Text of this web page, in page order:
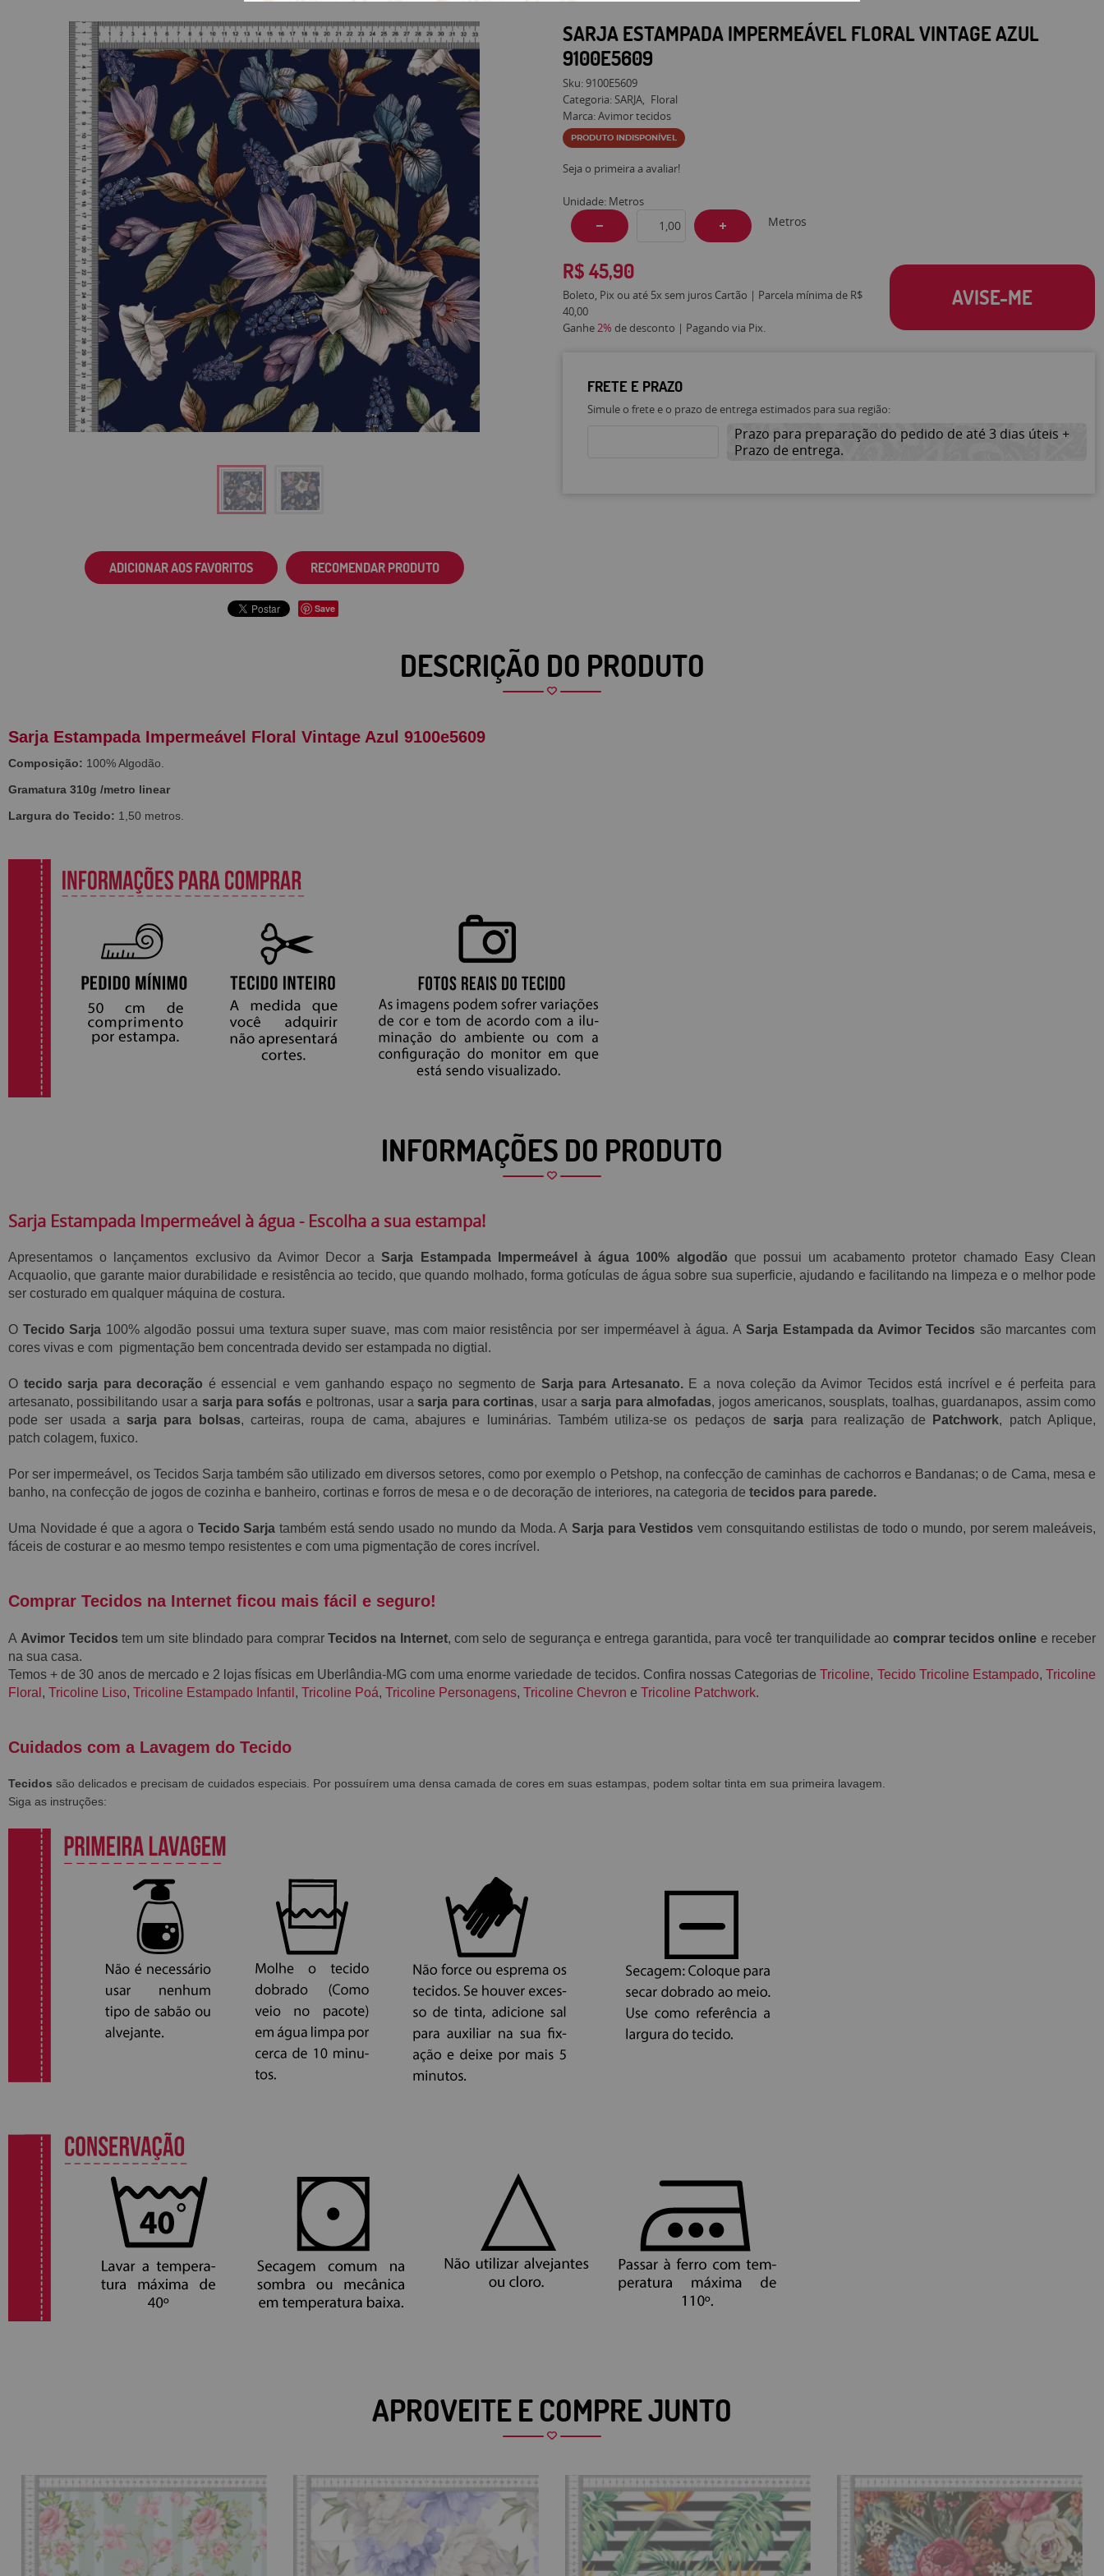
ADICIONAR AOS FAVORITOS RECOMENDAR PRODUTO
Save
SARJA ESTAMPADA IMPERMEÁVEL FLORAL VINTAGE AZUL
9100E5609
Sku:9100E5609
Categoria: SARJA
Floral
Marca:Avimor tecidos
PRODUTO INDISPONÍVEL
Seja o primeira a avaliar!
Unidade: Metros
Metros
R$ 45,90
Boleto, Pix ou até 5x sem juros Cartão | Parcela mínima de R$
40,00
Ganhe2% de desconto | Pagando via Pix.
AVISE-ME
FRETE E PRAZO
Simule o frete e o prazo de entrega estimados para sua região:
Prazo para preparação do pedido de até 3 dias úteis +
Prazo de entrega.
DESCRIÇÃO DO PRODUTO
Sarja Estampada Impermeável Floral Vintage Azul 9100e5609
Composição: 100% Algodão.
Gramatura 310g /metro linear
Largura do Tecido: 1,50 metros.
INFORMAÇÕES DO PRODUTO
Sarja Estampada Impermeável à água - Escolha a sua estampa!
Apresentamos o lançamentos exclusivo da Avimor Decor aSarja Estampada Impermeável à água 100% algodão que possui um acabamento protetor chamado Easy C lean
Acquaolio,que garante maior durabilidade e resistência ao tecido, que quando molhado,forma gotículas de água sobre sua superficie, ajudando e facilitando na limpeza e o melhor pode
ser costurado em qualquer máquina de costura.
O Tecido Sarja 100% algodão possui uma textura super suave, mascom maior resistência por ser imperméavel à água. ASarja Estampada da Avimor Tecidos são marcantes com
cores vivas e com pigmentação bem concentrada devido ser estampada no digtial.
O tecido sarja para decoração é essencial e vem ganhando espaço no segmento de Sarja para Artesanato.E a nova coleção da Avimor Tecidos está incrível e é perfeita para
artesanato, possibilitando usar a sarja para sofás e poltronas, usar a sarja para cortinas, usar a sarja para almofadas, jogos americanos, sousplats, toalhas, guardanapos, assim como
pode ser usada a sarja para bolsas, carteiras, roupa de cama, abajures e luminárias. Também utiliza-se os pedaços de sarja para realização de Patchwork, patch Aplique,
patch colagem, fuxico.
Por ser impermeável, os Tecidos Sarja também são utilizado em diversos setores, como por exemplo o Petshop, na confecção de caminhas de cachorros e Bandanas; o de Cama, mesa e
banho, na confecção de jogos de cozinha e banheiro, cortinas e forros de mesa e o de decoração de interiores, na categoria de tecidos para parede.
Uma Novidade é que a agora o Tecido Sarja também está sendo usado no mundo da Moda. ASarja para Vestidos vem consquitando estilistas de todo o mundo, por serem maleáveis,
fáceis de costurar e ao mesmo tempo resistentes e com uma pigmentação de cores incrível.
Comprar Tecidos na Internet ficou mais fácil e seguro!
A Avimor Tecidos tem um site blindado para comprar Tecidos na Internet, com selo de segurança e entrega garantida, para você ter tranquilidade ao comprar tecidos online e receber
na sua casa.
Temos + de 30 anos de mercado e 2 lojas físicas em Uberlândia-MG com uma enorme variedade de tecidos. Confira nossas Categorias deTricoline, Tecido Tricoline Estampado,Tricoline
Floral , Tricoline Liso, Tricoline Estampado Infantil , Tricoline Poá, Tricoline Personagens, Tricoline Chevron e Tricoline Patchwork.
Cuidados com a Lavagem do Tecido
Tecidos são delicados e precisam de cuidados especiais. Por possuírem uma densa camada de cores em suas estampas, podem soltar tinta em sua primeira lavagem.
Siga as instruções:
APROVEITE E COMPRE JUNTO